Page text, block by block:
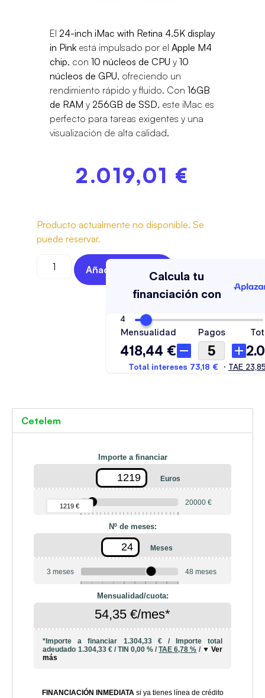
El 24-inch iMac with Retina 4.5K display
in Pinkestá impulsado por el Apple M4
chip, con 10 núcleos de CPU y 10
núcleos de GPU, ofreciendo un
rendimiento rápido y fluido. Con 16GB
de RAM y 256GB de SSD, este iMac es
perfecto para tareas exigentes y una
visualización de alta calidad.
2.019,01 €
Producto actualmente no disponible. Se
puede reservar.
Añadir Al Carrito
Cetelem
Importe a financiar
Euros
90 €
1219 € 20000 €
Nº de meses:
Meses
3 meses 48 meses
Mensualidad/cuota:
54,35 €/mes*
*Importe a financiar 1.304,33 € / Importe total
adeudado 1.304,33 €/TIN 0,00 % /TAE6,78 % /
Ver
más
FINANCIACIÓN INMEDIATAsi ya tienes línea de crédito